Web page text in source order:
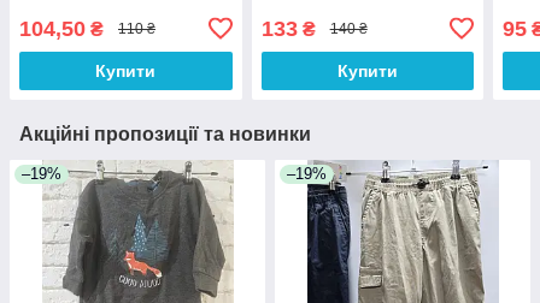
104,50 ₴ 110 ₴
Купити
133₴ 140 ₴
Купити
95
Акційні пропозиції та новинки
–19% –19%